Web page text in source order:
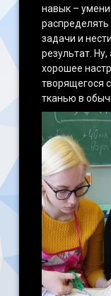
навык –
задачи и
результат.
хорошее
творящегося
тканью в